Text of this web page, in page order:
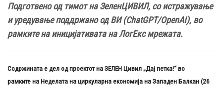
Подготвено од тимот на ЗеленЦИВИЛ, со истражување
и уредување поддржано од ВИ(ChatGPT/OpenAI), во
рамките на иницијативата на ЛогЕкс мрежата.
Содржината е дел од проектотнаЗЕЛЕН Цивил „Дај петка!“ во
рамкитена Неделата на циркуларна економија на Западен Балкан (26